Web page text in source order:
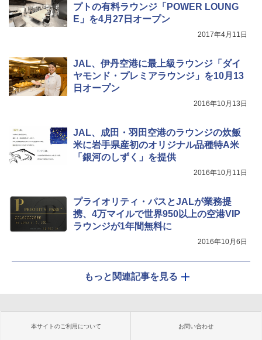
プトの有料ラウンジ「POWER LOUNG
E」を4月27日オープン
2017年4月11日
JAL、伊丹空港に最上級ラウンジ「ダイ
ヤモンド・プレミアラウンジ」を10月13
日オープン
2016年10月13日
JAL、成田・羽田空港のラウンジの炊飯
米に岩手県産初のオリジナル品種特A米
「銀河のしずく」を提供
2016年10月11日
プライオリティ・パスとJALが業務提
携、4万マイルで世界950以上の空港VIP
ラウンジが1年間無料に
2016年10月6日
もっと関連記事を見る
本サイトのご利用について お問い合わせ